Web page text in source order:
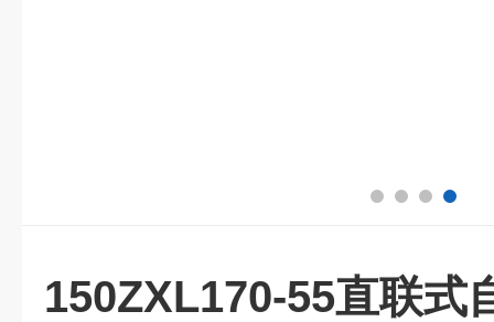
150ZXL170-55直联式